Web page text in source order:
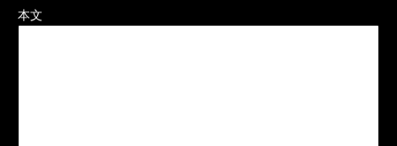
本文